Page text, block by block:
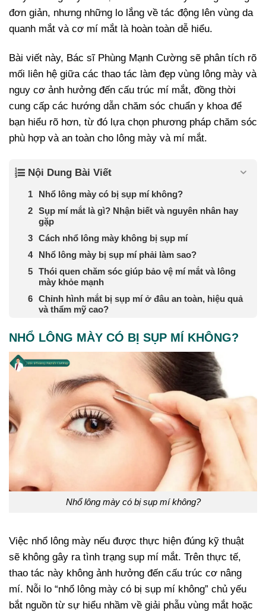
đơn giản, nhưng những lo lắng về tác động lên vùng da
quanh mắt và cơ mí mắt là hoàn toàn dễ hiểu.
Bài viết này, Bác sĩ Phùng Mạnh Cường sẽ phân tích rõ
mối liên hệ giữa các thao tác làm đẹp vùng lông mày và
nguy cơ ảnh hưởng đến cấu trúc mí mắt, đồng thời
cung cấp các hướng dẫn chăm sóc chuẩn y khoa để
bạn hiểu rõ hơn, từ đó lựa chọn phương pháp chăm sóc
phù hợp và an toàn cho lông mày và mí mắt.
Nội Dung Bài Viết
Nhổ lông mày có bị sụp mí không?
Sụp mí mắt là gì? Nhận biết và nguyên nhân hay
gặp
Cách nhổ lông mày không bị sụp mí
Nhổ lông mày bị sụp mí phải làm sao?
Thói quen chăm sóc giúp bảo vệ mí mắt và lông
mày khỏe mạnh
Chỉnh hình mắt bị sụp mí ở đâu an toàn, hiệu quả
và thẩm mỹ cao?
NHỔ LÔNG MÀY CÓ BỊ SỤP MÍ KHÔNG?
Nhổ lông mày có bị sụp mí không?
Việc nhổ lông mày nếu được thực hiện đúng kỹ thuật
sẽ không gây ra tình trạng sụp mí mắt. Trên thực tế,
thao tác này không ảnh hưởng đến cấu trúc cơ nâng
mí. Nỗi lo “nhổ lông mày có bị sụp mí không” chủ yếu
bắt nguồn từ sự hiểu nhầm về giải phẫu vùng mắt hoặc